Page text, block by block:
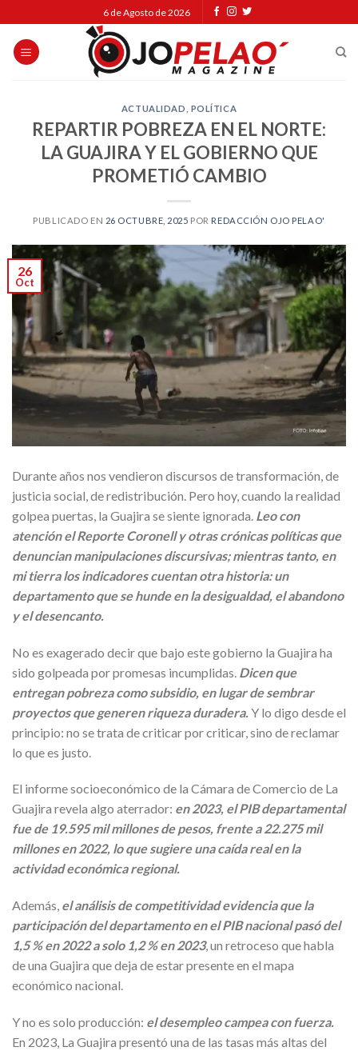
to
content
6 de Agosto de 2026
ACTUALIDAD POLÍTICA
REPARTIR POBREZA EN EL NORTE:
LA GUAJIRA Y EL GOBIERNO QUE
PROMETIÓ CAMBIO
PUBLICADO EN 26 OCTUBRE, 2025 POR REDACCIÓN OJO PELAO'
26
Oct
Durante años nos vendieron discursos de transformación, de
justicia social, de redistribución. Pero hoy, cuando la realidad
golpea puertas, la Guajira se siente ignorada. Leo con
atención el Reporte Coronell y otras crónicas políticas que
denuncian manipulaciones discursivas; mientras tanto, en
mi tierra los indicadores cuentan otra historia: un
departamento que se hunde en la desigualdad, el abandono
y el desencanto.
No es exagerado decir que bajo este gobierno la Guajira ha
sido golpeada por promesas incumplidas. Dicen que
entregan pobreza como subsidio, en lugar de sembrar
proyectos que generen riqueza duradera. Y lo digo desde el
principio: no se trata de criticar por criticar, sino de reclamar
lo que es justo.
El informe socioeconómico de la Cámara de Comercio de La
Guajira revela algo aterrador: en 2023, el PIB departamental
fue de 19.595 mil millones de pesos, frente a 22.275 mil
millones en 2022, lo que sugiere una caída real en la
actividad económica regional.
Además, el análisis de competitividad evidencia que la
participación del departamento en el PIB nacional pasó del
1,5 % en 2022 a solo 1,2 % en 2023, un retroceso que habla
de una Guajira que deja de estar presente en el mapa
económico nacional.
Y no es solo producción: el desempleo campea con fuerza.
En 2023, La Guajira presentó una de las tasas más altas del